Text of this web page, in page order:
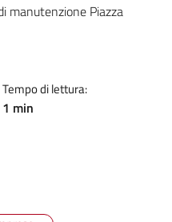
manutenzione Piazza
Tempo di lettura:
1 min